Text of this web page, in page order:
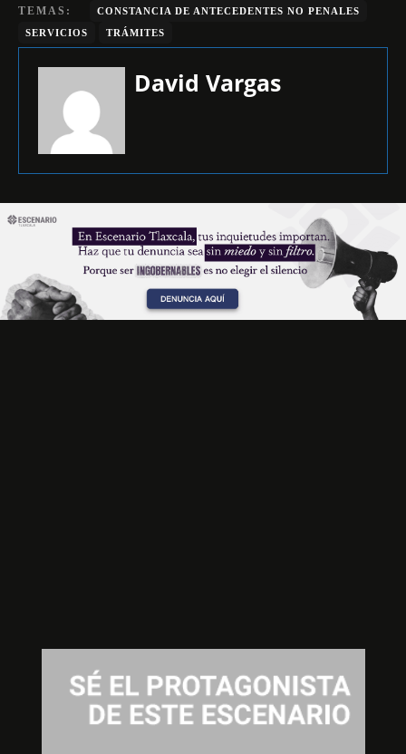
TEMAS:
CONSTANCIA DE ANTECEDENTES NO PENALES
SERVICIOS
TRÁMITES
David Vargas